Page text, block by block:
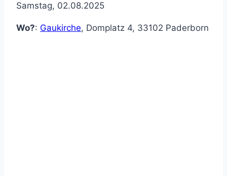
Samstag, 02.08.2025
Wo?: Gaukirche, Domplatz 4, 33102 Paderborn